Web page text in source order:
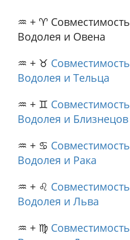
♒ + ♈ Совместимость
Водолея и Овена
♒ + ♉ Совместимость
Водолея и Тельца
♒ + ♊ Совместимость
Водолея и Близнецов
♒ + ♋ Совместимость
Водолея и Рака
♒ + ♌ Совместимость
Водолея и Льва
♒ + ♍ Совместимость